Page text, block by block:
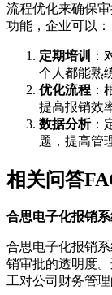
流程优化来确保
功能，企业可以：
定期培训
：
个人都能熟
优化流程 ：
提高报销效
数据分析：
题，提高管
相关问答
合思电子化报销
合思电子化报销
销审批的透明度
工对公司财务管